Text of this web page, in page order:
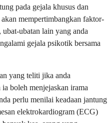
pada gejala khusus dan
mempertimbangkan faktor-
ubatan lain yang anda
gejala psikotik bersama
yang teliti jika anda
boleh menjejaskan irama
perlu menilai keadaan jantung
elektrokardiogram (ECG)